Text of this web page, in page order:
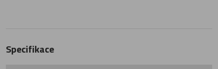
Specifikace